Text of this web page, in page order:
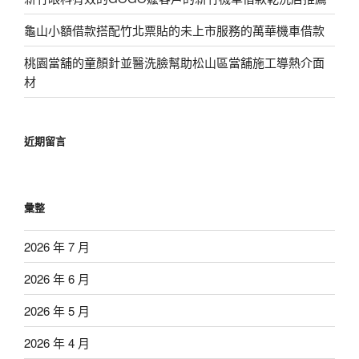
龜山小額借款搭配竹北票貼的未上市服務的萬華機車借款
桃園當舖的童顏針並醫洗臉幫助松山區當舖施工導熱介面
材
近期留言
彙整
2026 年 7 月
2026 年 6 月
2026 年 5 月
2026 年 4 月